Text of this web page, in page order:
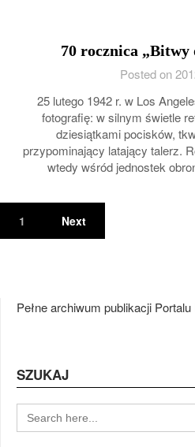
70 rocznica „Bitwy
Posted on
25 lutego 1942 r. w Los
fotografię: w silnym świetle
dziesiątkami pocisków,
przypominający latający talerz.
wtedy wśród jednostek
1 Next
Pełne archiwum publikacji
SZUKAJ
SEARCH
FOR: